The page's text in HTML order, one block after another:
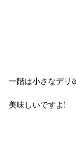
一階は小さなデリ
美味しいですよ!